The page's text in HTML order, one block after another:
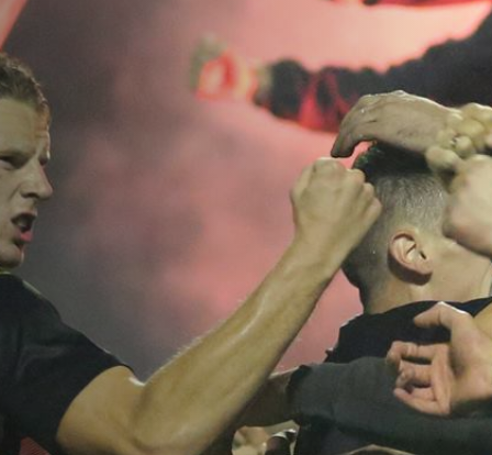
FANSHOP
FAQ
VACATURES
CONTACTEER ONS